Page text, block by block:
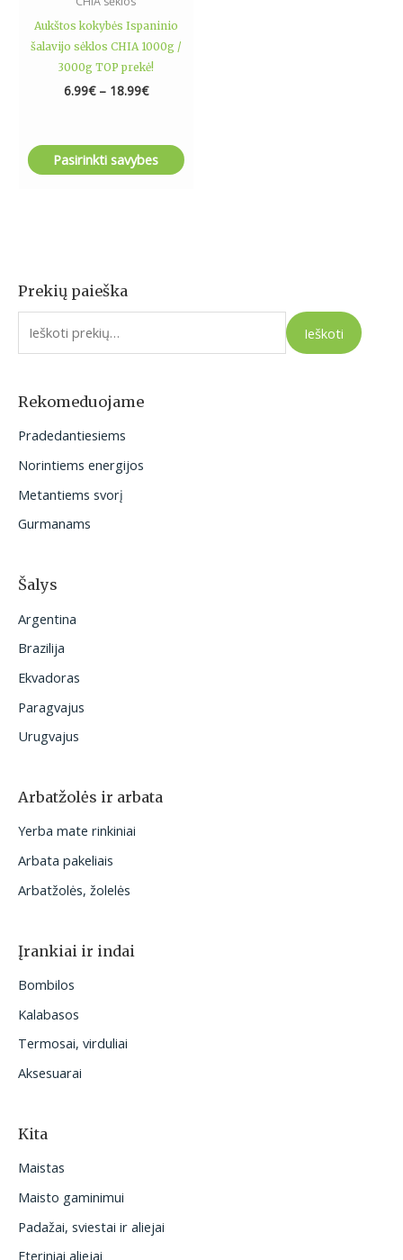
Prekių paieška
I
e
o
:
Ieškoti
Rekomeduojame
Pradedantiesiems
Norintiems energijos
Metantiems svorį
Gurmanams
Šalys
Argentina
Brazilija
Ekvadoras
Paragvajus
Urugvajus
Arbatžolės ir arbata
Yerba mate rinkiniai
Arbata pakeliais
Arbatžolės, žolelės
Įrankiai ir indai
Bombilos
Kalabasos
Termosai, virduliai
Aksesuarai
Kita
Maistas
Maisto gaminimui
Padažai, sviestai ir aliejai
Eteriniai aliejai
Aukštos kokybės Ispaninio
šalavijo sėklos CHIA 1000g /
3000g TOP prekė!
6.99€ – 18.99€
Pasirinkti savybes
page